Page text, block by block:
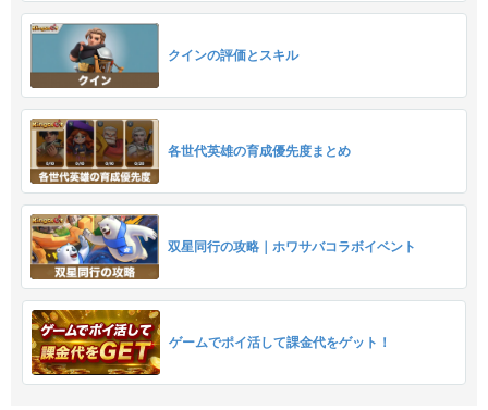
クインの評価とスキル
各世代英雄の育成優先度まとめ
双星同行の攻略｜ホワサバコラボイベント
ゲームでポイ活して課金代をゲット！